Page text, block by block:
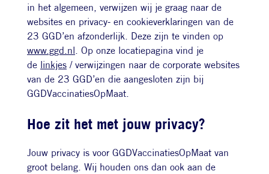
in het algemeen, verwijzen wij je graag naar de
websites en privacy- en cookieverklaringen van de
23 GGD’en afzonderlijk. Deze zijn te vinden op
www.ggd.nl. Op onze locatiepagina vind je
de linkjes / verwijzingen naar de corporate websites
van de 23 GGD’en die aangesloten zijn bij
GGDVaccinatiesOpMaat.
Hoe zit het met jouw privacy?
Jouw privacy is voor GGDVaccinatiesOpMaat van
groot belang. Wij houden ons dan ook aan de